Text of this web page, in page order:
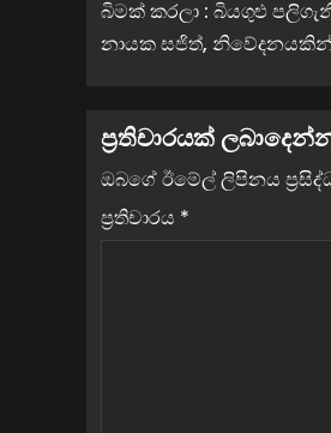
බිමක් කරලා : බියගුළු
නායක සජිත්,
ප්‍රතිචාරයක්
ඔබගේ ඊමේල් ලිපිනය
ප්‍රතිචාරය *